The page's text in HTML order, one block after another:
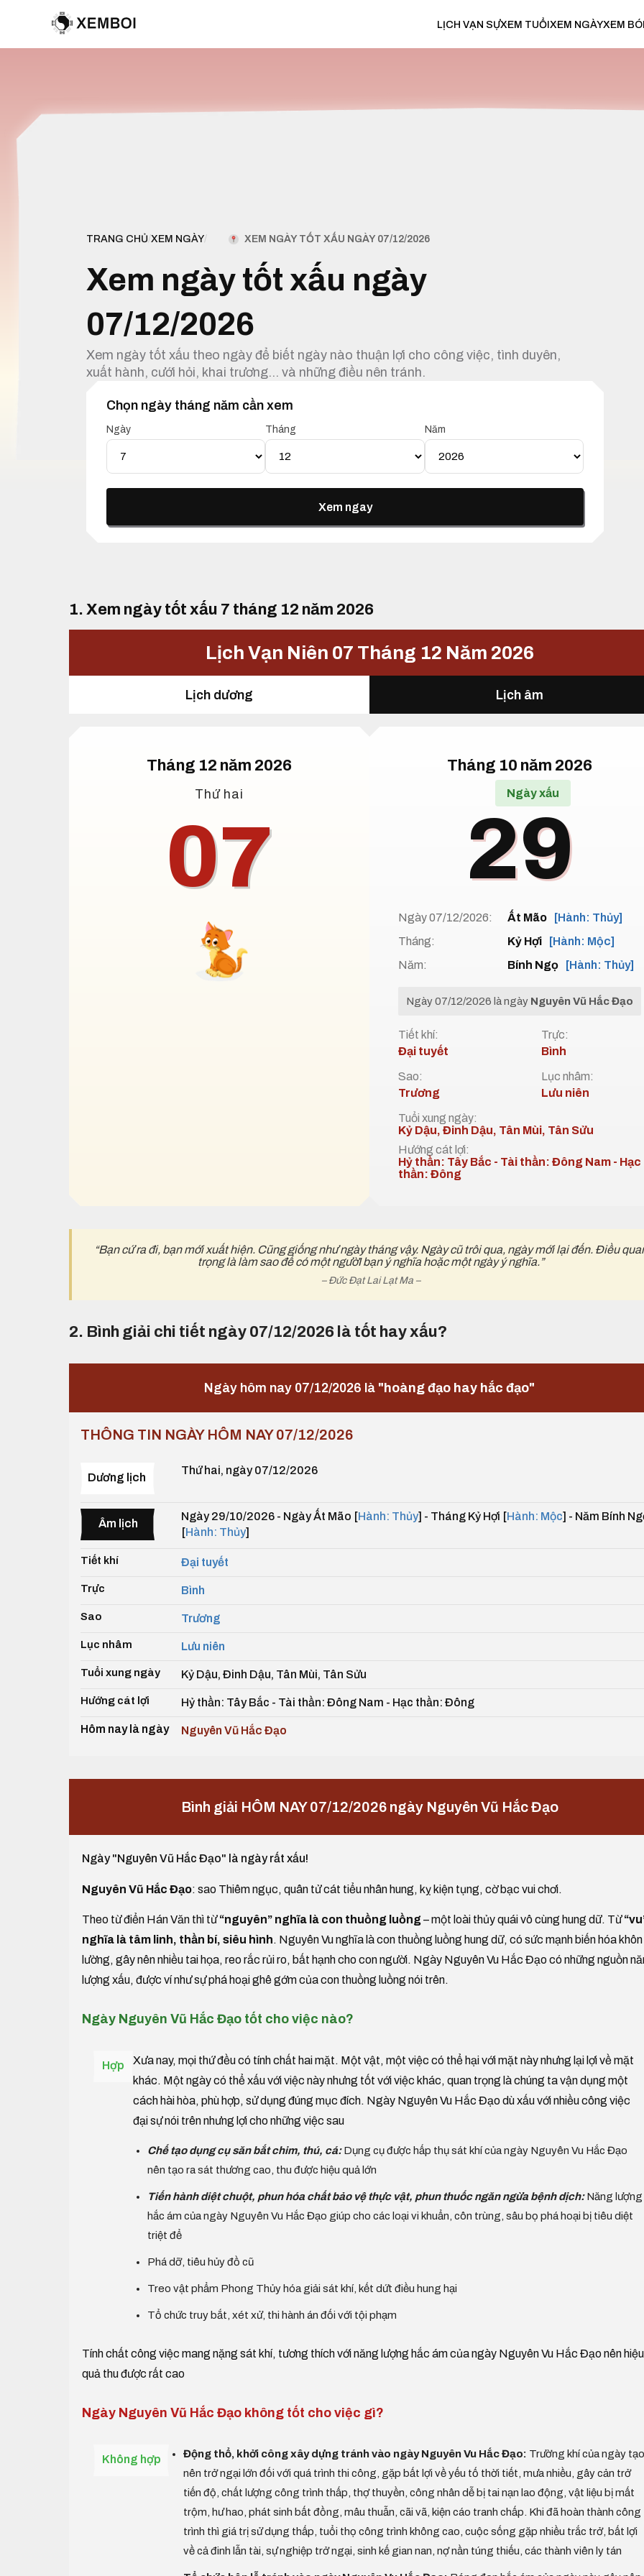
LỊCH VẠN SỰXEM TUỔI XEM NGÀYXEM
TRANG CHỦ/XEM NGÀY/ XEM NGÀY TỐT XẤU NGÀY 07/12/2026
Xem ngày tốt xấu ngày
07/12/2026
Xem ngày tốt xấu theo ngày để biết ngày nào thuận lợi cho công việc, tình duyên,
xuất hành, cưới hỏi, khai trương… và những điều nên tránh.
Chọn ngày tháng năm cần xem
Ngày Tháng Năm
Xem ngay
1. Xem ngày tốt xấu 7 tháng 12 năm 2026
Lịch Vạn Niên 07 Tháng 12 Năm 2026
Lịch dương Lịch âm
Tháng 12 năm 2026
Thứ hai
07
Tháng 10 năm 2026
Ngày xấu
29
Ngày 07/12/2026: Ất Mão
[Hành: Thủy]
Tháng:
Kỷ Hợi
[Hành: Mộc]
Năm:
Bính Ngọ [Hành: Thủy]
Ngày 07/12/2026 là ngày Nguyên Vũ Hắc Đạo
Tiết khí:
Đại tuyết
Trực:
Bình
Sao:
Trương
Lục nhâm:
Lưu niên
Tuổi xung ngày:
Kỷ Dậu, Đinh Dậu, Tân Mùi, Tân Sửu
Hướng cát lợi:
Hỷ thần: Tây Bắc - Tài thần: Đông Nam - Hạc
thần: Đông
“Bạn cứ ra đi, bạn mới xuất hiện. Cũng giống như ngày tháng vậy. Ngày cũ trôi qua, ngày mới lại đến. Điều
trọng là làm sao để có một ngườI bạn ý nghĩa hoặc một ngày ý nghĩa.”
– Đức Đạt Lai Lạt Ma –
2. Bình giải chi tiết ngày 07/12/2026 là tốt hay xấu?
Ngày hôm nay 07/12/2026 là "hoàng đạo hay hắc đạo"
THÔNG TIN NGÀY HÔM NAY 07/12/2026
Dương lịch
Thứ hai, ngày 07/12/2026
Âm lịch
Ngày 29/10/2026 - Ngày Ất Mão [Hành: Thủy] - Tháng Kỷ Hợi [Hành: Mộc] - Năm Bính
[Hành: Thủy]
Tiết khí Đại tuyết
Trực Bình
Sao Trương
Lục nhâm Lưu niên
Tuổi xung ngày Kỷ Dậu, Đinh Dậu, Tân Mùi, Tân Sửu
Hướng cát lợi Hỷ thần: Tây Bắc - Tài thần: Đông Nam - Hạc thần: Đông
Hôm nay là ngày Nguyên Vũ Hắc Đạo
Bình giải HÔM NAY 07/12/2026 ngày Nguyên Vũ Hắc Đạo
Ngày "Nguyên Vũ Hắc Đạo" là ngày rất xấu!
Nguyên Vũ Hắc Đạo: sao Thiêm ngục, quân tử cát tiểu nhân hung, kỵ kiện tụng, cờ bạc vui chơi.
Theo từ điển Hán Văn thì từ“nguyên” nghĩa là con thuồng luồng– một loài thủy quái vô cùng hung dữ. Từ
nghĩa là tâm linh, thần bí, siêu hình. Nguyên Vu nghĩa là con thuồng luồng hung dữ, có sức mạnh biến hóa khôn
lường, gây nên nhiều tai họa, reo rắc rủi ro, bất hạnh cho con người. Ngày Nguyên Vu Hắc Đạo có những nguồn
lượng xấu, được ví như sự phá hoại ghê gớm của con thuồng luồng nói trên.
Ngày Nguyên Vũ Hắc Đạo tốt cho việc nào?
Hợp
Xưa nay, mọi thứ đều có tính chất hai mặt. Một vật, một việc có thể hại với mặt này nhưng lại lợi về mặt
khác. Một ngày có thể xấu với việc này nhưng tốt với việc khác, quan trọng là chúng ta vận dụng một
cách hài hòa, phù hợp, sử dụng đúng mục đích. Ngày Nguyên Vu Hắc Đạo dù xấu với nhiều công việc
đại sự nói trên nhưng lợi cho những việc sau
Chế tạo dụng cụ săn bắt chim, thú, cá:Dụng cụ được hấp thụ sát khí của ngày Nguyên Vu Hắc Đạo
nên tạo ra sát thương cao, thu được hiệu quả lớn
Tiến hành diệt chuột, phun hóa chất bảo vệ thực vật, phun thuốc ngăn ngừa bệnh dịch:Năng lượng
hắc ám của ngày Nguyên Vu Hắc Đạo giúp cho các loại vi khuẩn, côn trùng, sâu bọ phá hoại bị tiêu diệt
triệt để
Phá dỡ, tiêu hủy đồ cũ
Treo vật phẩm Phong Thủy hóa giải sát khí, kết dứt điều hung hại
Tổ chức truy bắt, xét xử, thi hành án đối với tội phạm
Tính chất công việc mang nặng sát khí, tương thích với năng lượng hắc ám của ngày Nguyên Vu Hắc Đạo nên hiệu
quả thu được rất cao
Ngày Nguyên Vũ Hắc Đạo không tốt cho việc gì?
Không hợp Động thổ, khởi công xây dựng tránh vào ngày Nguyên Vu Hắc Đạo: Trường khí của ngày tạo
nên trở ngại lớn đối với quá trình thi công, gặp bất lợi về yếu tố thời tiết, mưa nhiều, gây cản trở
tiến độ, chất lượng công trình thấp, thợ thuyền, công nhân dễ bị tai nạn lao động, vật liệu bị mất
trộm, hư hao, phát sinh bất đồng, mâu thuẫn, cãi vã, kiện cáo tranh chấp. Khi đã hoàn thành công
trình thì giá trị sử dụng thấp, tuổi thọ công trình không cao, cuộc sống gặp nhiều trắc trở, bất lợi
về cả đinh lẫn tài, sự nghiệp trở ngại, sinh kế gian nan, nợ nần túng thiếu, các thành viên ly tán